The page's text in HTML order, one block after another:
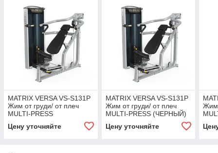
MATRIX VERSA VS-S131P
Жим от груди/ от плеч
MULTI-PRESS
Цену уточняйте
MATRIX VERSA VS-S131P
Жим от груди/ от плеч
MULTI-PRESS (ЧЕРНЫЙ)
Цену уточняйте
Жим